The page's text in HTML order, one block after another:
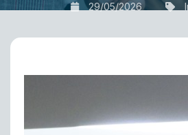
29/05/2026